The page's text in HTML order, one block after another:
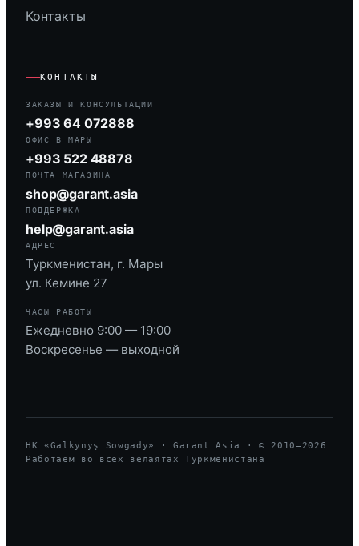
Контакты
КОНТАКТЫ
ЗАКАЗЫ И КОНСУЛЬТАЦИИ
+993 64 072888
ОФИС В МАРЫ
+993 522 48878
ПОЧТА МАГАЗИНА
shop@garant.asia
ПОДДЕРЖКА
help@garant.asia
АДРЕС
Туркменистан, г. Мары
ул. Кемине 27
ЧАСЫ РАБОТЫ
Ежедневно 9:00 — 19:00
Воскресенье — выходной
HK «Galkynyş Sowgady» · Garant Asia · © 2010—2026
Работаем во всех велаятах Туркменистана